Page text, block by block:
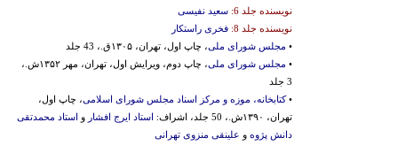
نویسنده جلد 6:
سعید نفیسی
نویسنده جلد 8:
فخری راستکار
• مجلس شورای ملی، چاپ اول، تهران، ۱۳۰۵ق.، 43 جلد
• مجلس شورای ملی
، چاپ دوم، ویرایش اول، تهران، مهر ۱۳۵۲ش.،
3 جلد
•کتابخانه، موزه و مرکز اسناد مجلس شورای اسلامی، چاپ اول،
تهران، ۱۳۹۰ش.، 50 جلد، اشراف:
استاد ایرج افشار و استاد محمدتقی
دانش پژوه و علینقی منزوی تهرانی